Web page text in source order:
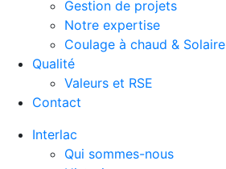
Gestion de projets
Notre expertise
Coulage à chaud & Solaire
Qualité
Valeurs et RSE
Contact
Interlac
Qui sommes-nous